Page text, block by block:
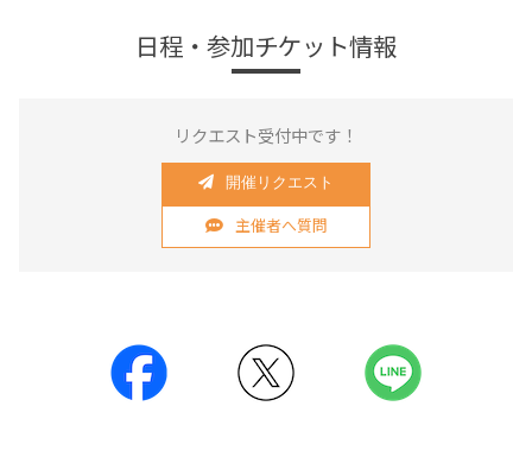
日程・参加チケット情報
リクエスト受付中です！
開催リクエスト
主催者へ質問